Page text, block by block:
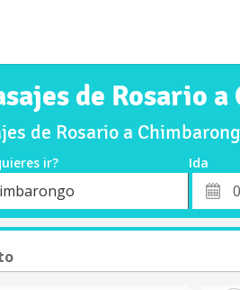
de Rosario
de Rosario a
ir? Ida
Fecha
de